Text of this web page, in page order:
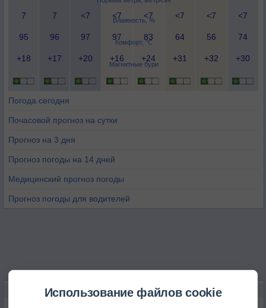
Влажность, %
Комфорт, °C
Магнитные бури
7 7 <7 <7 <7 <7 <7 <7
95 96 97 97 83 64 56 74
+18 +17 +20 +16 +24 +31 +32 +30
Погода сегодня
Почасовой прогноз на сутки
Прогноз на 3 дня
Прогноз погоды на 14 дней
Медицинский прогноз погоды
Прогноз погоды для водителей
НОВОЕ О ПОГОДЕ
Использование файлов cookie